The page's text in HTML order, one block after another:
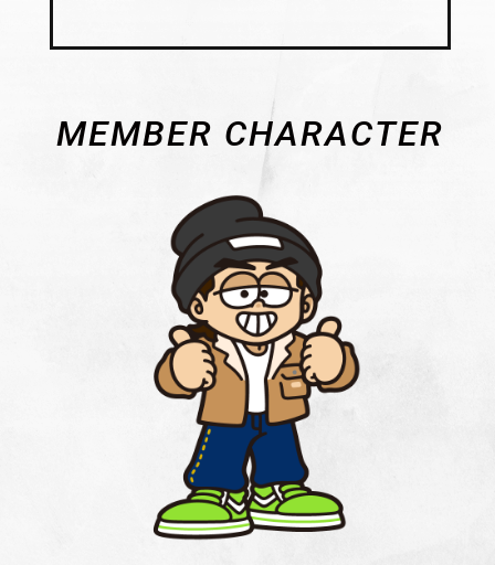
MEMBER CHARACTER